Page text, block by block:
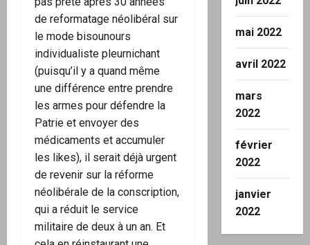
de reformatage néolibéral sur
le mode bisounours
individualiste pleurnichant
(puisqu’il y a quand même
une différence entre prendre
les armes pour défendre la
Patrie et envoyer des
médicaments et accumuler
les likes), il serait déjà urgent
de revenir sur la réforme
néolibérale de la conscription,
qui a réduit le service
militaire de deux à un an. Et
mai 2022
avril 2022
mars
2022
février
2022
janvier
2022